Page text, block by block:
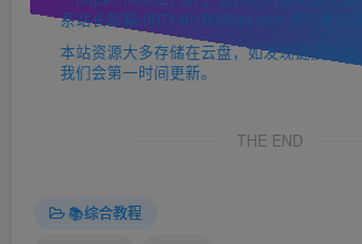
系站长邮箱:907146180@qq.com 进行删除处
本站资源大多存储在云盘，如发现链接失效
我们会第一时间更新。
THE END
📚综合教程